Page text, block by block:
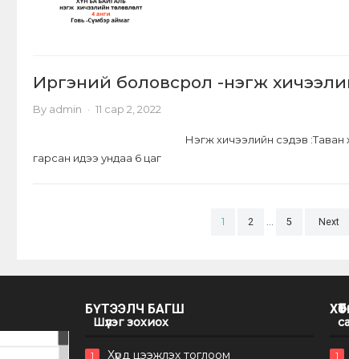
Иргэний боловсрол -нэгж хичээлийн
By admin · 11 сар 2, 2022
Нэгж хичээлийн сэдэв
гарсан идээ ундаа 6 цаг
1 2 5 Next
БҮТЭЭЛЧ БАГШ
Шүлэг зохиох
1 Хүрд цээжлэх тоглоом 1